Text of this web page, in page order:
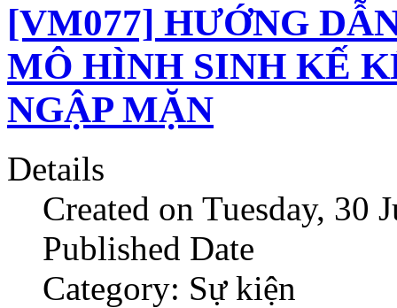
[VM077] HƯỚNG
MÔ HÌNH SINH KẾ
NGẬP MẶN
Details
Created on Tuesday, 30
Published Date
Category: Sự kiện